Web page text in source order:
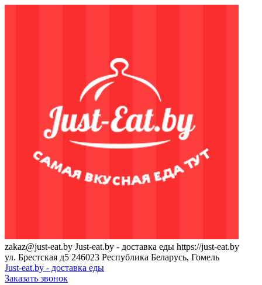
zakaz@just-eat.by Just-eat.by - доставка еды https://just-eat.by
ул. Брестская д5 246023 Республика Беларусь, Гомель
Just-eat.by - доставка еды
Заказать звонок